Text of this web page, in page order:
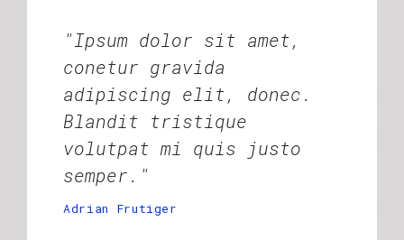
"Ipsum dolor sit amet,
conetur gravida
adipiscing elit, donec.
Blandit tristique
volutpat mi quis justo
semper."
Adrian Frutiger